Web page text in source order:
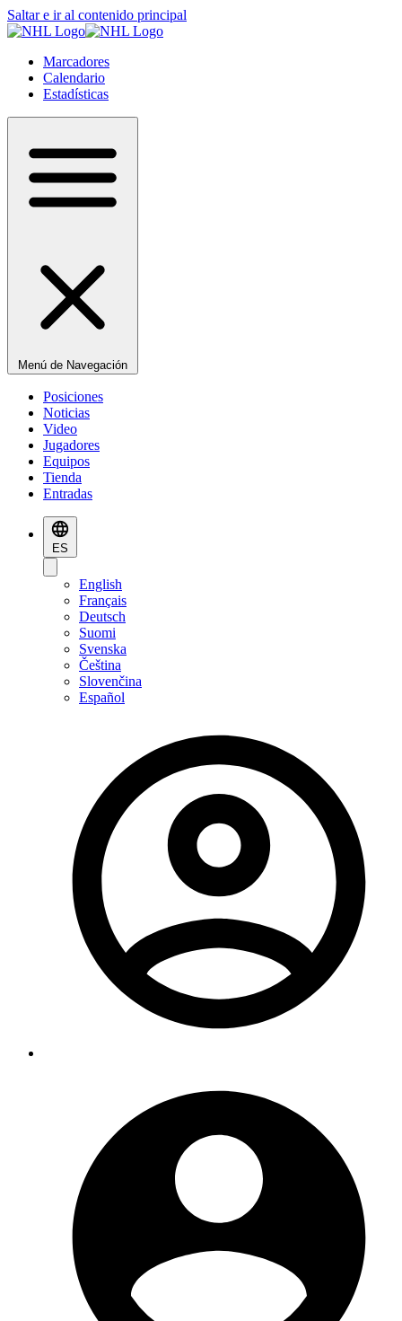
Saltar e ir al contenido principal
Marcadores
Calendario
Estadísticas
Menú de Navegación
Posiciones
Noticias
Video
Jugadores
Equipos
Tienda
Entradas
ES
English
Français
Deutsch
Suomi
Svenska
Čeština
Slovenčina
Español